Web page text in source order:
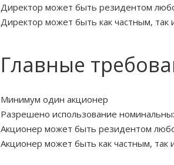
Директор может быть резидентом
Директор может быть как частным,
Главные
Минимум один акционер
Разрешено использование
Акционер может быть резидентом
Акционер может быть как частным, так